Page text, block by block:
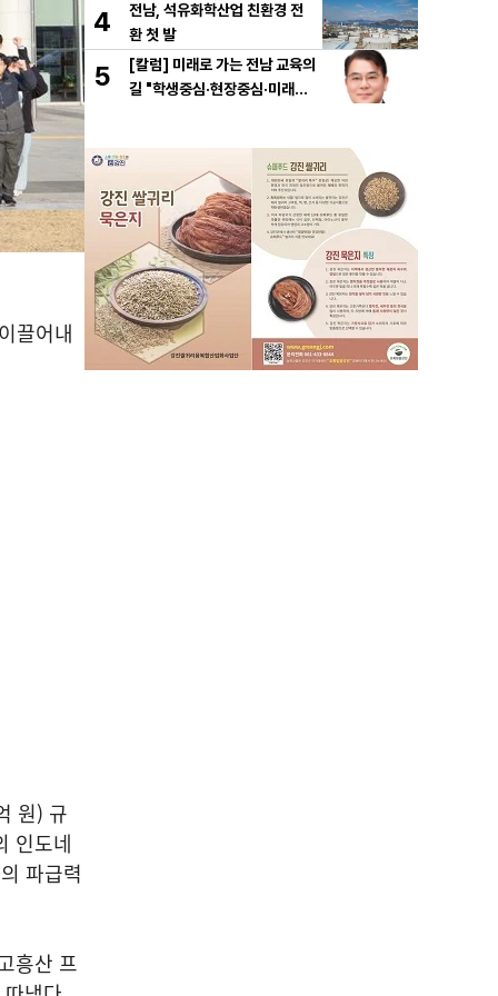
끌어내
원) 규
인도네
파급력
흥산 프
4
전남, 석유화학산업 친환경 전
환 첫 발
5
[칼럼] 미래로 가는 전남 교육의
길 "학생중심·현장중심·미래중